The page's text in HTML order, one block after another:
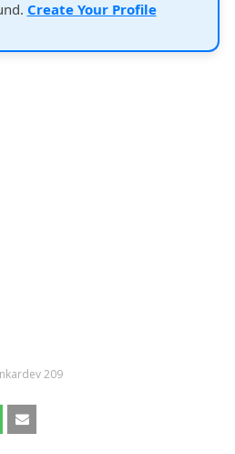
Create Your Profile
209